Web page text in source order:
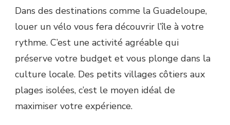
Dans des destinations comme la Guadeloupe,
louer un vélo vous fera découvrir l’île à votre
rythme. C’est une activité agréable qui
préserve votre budget et vous plonge dans la
culture locale. Des petits villages côtiers aux
plages isolées, c’est le moyen idéal de
maximiser votre expérience.